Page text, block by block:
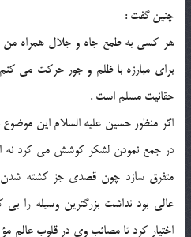
چنين گفت :
هر كسى به طمع جاه و جلال همراه
براى مبارزه با ظلم و جور حركت مى
حقانيت مسلم است .
اگر منظور حسين عليه السلام اين
در جمع نمودن لشكر كوشش مى كرد نه
متفرق سازد چون قصدى جز كشته
عالى بود نداشت بزرگترين وسيله را
اختيار كرد تا مصائب وى در قلوب عالم